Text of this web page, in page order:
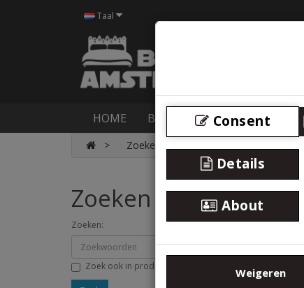
Taal
HOME BOXSPRINGS BEDDEN
Zoeken
Zoeken
Zoeken:
Zoek ook in productomschrijving
Consent
Details
About
Weigeren